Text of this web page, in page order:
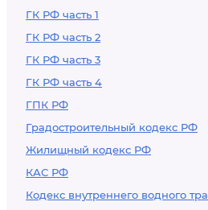
ГК РФ часть 1
ГК РФ часть 2
ГК РФ часть 3
ГК РФ часть 4
ГПК РФ
Градостроительный кодекс РФ
Жилищный кодекс РФ
КАС РФ
Кодекс внутреннего водного